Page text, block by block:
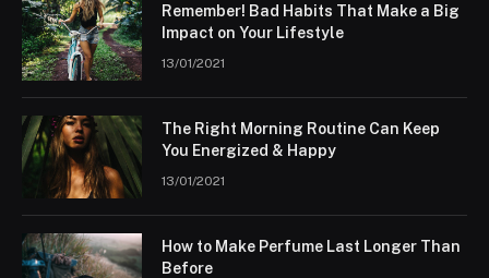
Remember! Bad Habits That Make a Big
Impact on Your Lifestyle
13/01/2021
The Right Morning Routine Can Keep
You Energized & Happy
13/01/2021
How to Make Perfume Last Longer Than
Before